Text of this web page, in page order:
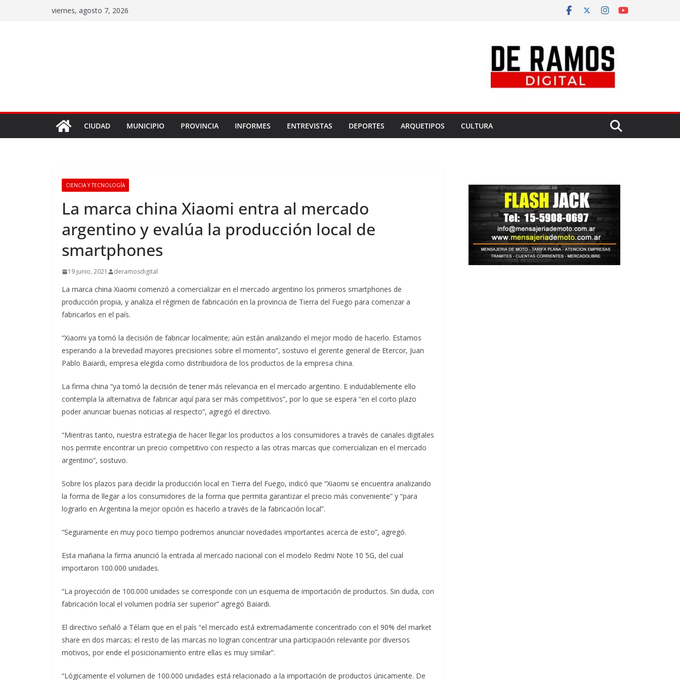
viernes, agosto 7, 2026
CIUDAD MUNICIPIO PROVINCIA INFORMES ENTREVISTAS DEPORTES ARQUETIPOS CULTURA
CIENCIA Y TECNOLOGÍA
La marca china Xiaomi entra al mercado
argentino y evalúa la producción local de
smartphones
19 junio, 2021 deramosdigital
La marca china Xiaomi comenzó a comercializar en el mercado argentino los primeros smartphones de
producción propia, y analiza el régimen de fabricación en la provincia de Tierra del Fuego para comenzar a
fabricarlos en el país.
“Xiaomi ya tomó la decisión de fabricar localmente; aún están analizando el mejor modo de hacerlo. Estamos
esperando a la brevedad mayores precisiones sobre el momento”, sostuvo el gerente general de Etercor, Juan
Pablo Baiardi, empresa elegida como distribuidora de los productos de la empresa china.
La firma china “ya tomó la decisión de tener más relevancia en el mercado argentino. E indudablemente ello
contempla la alternativa de fabricar aquí para ser más competitivos”, por lo que se espera “en el corto plazo
poder anunciar buenas noticias al respecto”, agregó el directivo.
“Mientras tanto, nuestra estrategia de hacer llegar los productos a los consumidores a través de canales digitales
nos permite encontrar un precio competitivo con respecto a las otras marcas que comercializan en el mercado
argentino”, sostuvo.
Sobre los plazos para decidir la producción local en Tierra del Fuego, indicó que “Xiaomi se encuentra analizando
la forma de llegar a los consumidores de la forma que permita garantizar el precio más conveniente” y “para
lograrlo en Argentina la mejor opción es hacerlo a través de la fabricación local”.
“Seguramente en muy poco tiempo podremos anunciar novedades importantes acerca de esto”, agregó.
Esta mañana la firma anunció la entrada al mercado nacional con el modelo Redmi Note 10 5G, del cual
importaron 100.000 unidades.
“La proyección de 100.000 unidades se corresponde con un esquema de importación de productos. Sin duda, con
fabricación local el volumen podría ser superior” agregó Baiardi.
El directivo señaló a Télam que en el país “el mercado está extremadamente concentrado con el 90% del market
share en dos marcas; el resto de las marcas no logran concentrar una participación relevante por diversos
motivos, por ende el posicionamiento entre ellas es muy similar”.
“Lógicamente el volumen de 100.000 unidades está relacionado a la importación de productos únicamente. De